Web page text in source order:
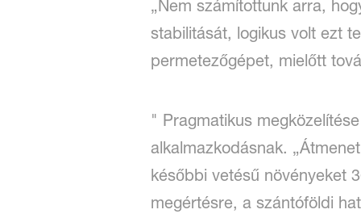
„Nem számítottunk arra,
stabilitását, logikus volt ezt
permetezőgépet, mielőtt
" Pragmatikus
alkalmazkodásnak.
későbbi vetésű növényeket
megértésre, a szántóföldi